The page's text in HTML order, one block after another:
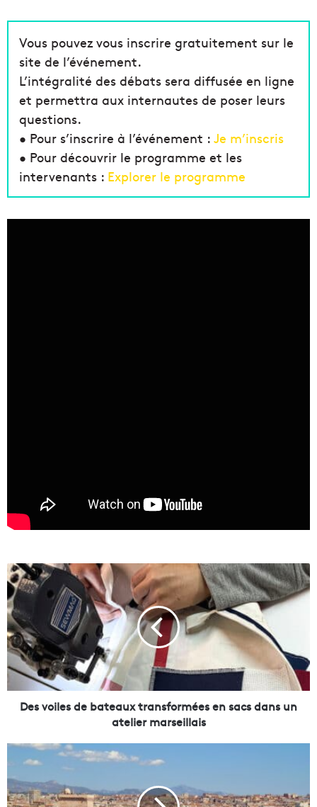
Vous pouvez vous inscrire gratuitement sur le
site de l’événement.
L’intégralité des débats sera diffusée en ligne
et permettra aux internautes de poser leurs
questions.
• Pour s’inscrire à l’événement : Je m’inscris
• Pour découvrir le programme et les
intervenants : Explorer le programme
D
e
s
v
o
i
l
e
s
a
t
e
a
Des voiles de bateaux transformées en sacs dans un
atelier marseillais
L
e
s
é